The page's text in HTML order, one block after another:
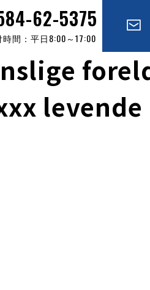
62-5375
時間：平日8:00～17:00
levende